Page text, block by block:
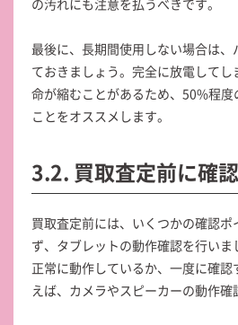
の汚れにも注意を払うべきです。
最後に、長期間使用しない場合は
ておきましょう。完全に放電して
命が縮むことがあるため、50%程度
ことをオススメします。
3.2. 買取査定前に確
買取査定前には、いくつかの確認ポ
ず、タブレットの動作確認を行い
正常に動作しているか、一度に確
えば、カメラやスピーカーの動作確